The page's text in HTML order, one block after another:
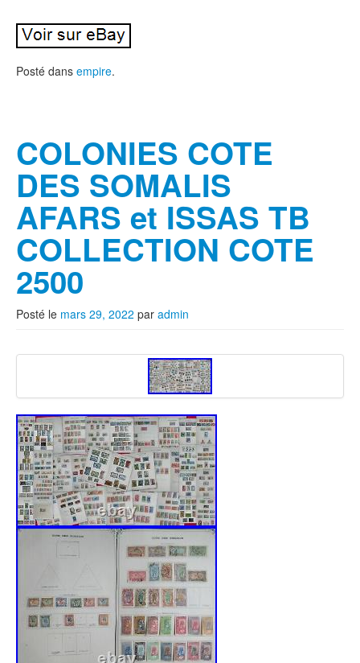
Posté dans empire.
COLONIES COTE
DES SOMALIS
AFARS et ISSAS TB
COLLECTION COTE
2500
Posté le mars 29, 2022 par admin